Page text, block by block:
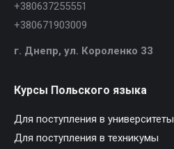
+380637255551
+380671903009
г. Днепр, ул. Короленко 33
Курсы Польского языка
Для поступления в университеты
Для поступления в техникумы